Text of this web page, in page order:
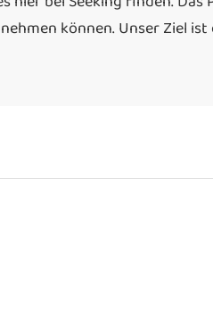
können. Unser Ziel